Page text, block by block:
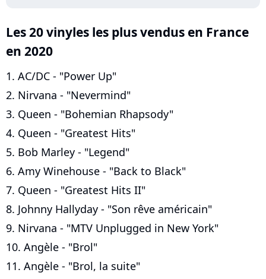
Les 20 vinyles les plus vendus en France
en 2020
1. AC/DC - "Power Up"
2. Nirvana - "Nevermind"
3. Queen - "Bohemian Rhapsody"
4. Queen - "Greatest Hits"
5. Bob Marley - "Legend"
6. Amy Winehouse - "Back to Black"
7. Queen - "Greatest Hits II"
8. Johnny Hallyday - "Son rêve américain"
9. Nirvana - "MTV Unplugged in New York"
10. Angèle - "Brol"
11. Angèle - "Brol, la suite"